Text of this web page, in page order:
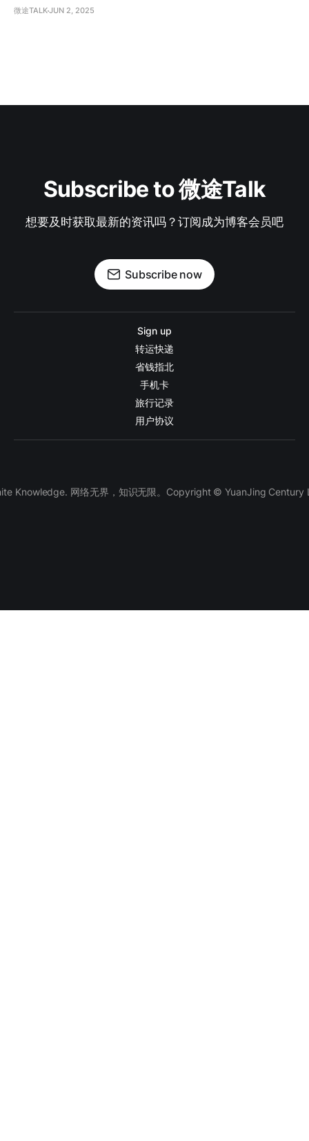
微途TALKJUN 2, 2025
Subscribe to 微途Talk
想要及时获取最新的资讯吗？订阅成为博客会员吧
Subscribe now
Sign up
转运快递
省钱指北
手机卡
旅行记录
用户协议
Knowledge. 网络无界，知识无限。Copyright © YuanJing Century